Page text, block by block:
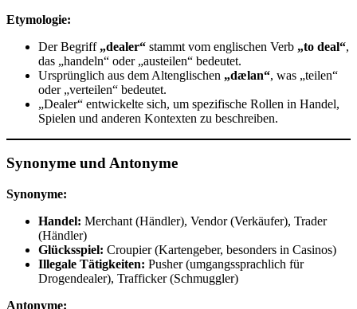
Etymologie:
Der Begriff „dealer“ stammt vom englischen Verb „to deal“,
das „handeln“ oder „austeilen“ bedeutet.
Ursprünglich aus dem Altenglischen „dælan“, was „teilen“
oder „verteilen“ bedeutet.
„Dealer“ entwickelte sich, um spezifische Rollen in Handel,
Spielen und anderen Kontexten zu beschreiben.
Synonyme und Antonyme
Synonyme:
Handel: Merchant (Händler), Vendor (Verkäufer), Trader
(Händler)
Glücksspiel: Croupier (Kartengeber, besonders in Casinos)
Illegale Tätigkeiten: Pusher (umgangssprachlich für
Drogendealer), Trafficker (Schmuggler)
Antonyme: